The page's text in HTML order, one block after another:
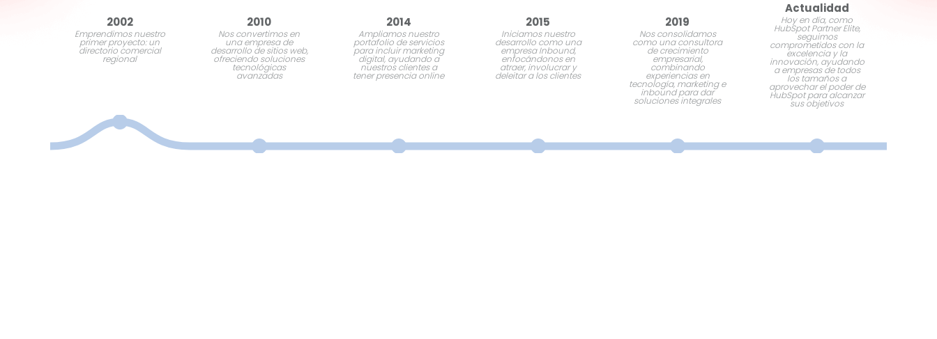
2002
Emprendimos nuestro
primer proyecto: un
directorio comercial
regional
2010
Nos convertimos en
una empresa de
desarrollo de sitios web,
ofreciendo soluciones
tecnológicas
avanzadas
2014
Ampliamos nuestro
portafolio de servicios
para incluir marketing
digital, ayudando a
nuestros clientes a
tener presencia online
2015
Iniciamos nuestro
desarrollo como una
empresa Inbound,
enfocándonos en
atraer, involucrar y
deleitar a los clientes
2019
Nos consolidamos
como una consultora
de crecimiento
empresarial,
combinando
experiencias en
tecnología, marketing e
inbound para dar
soluciones integrales
Actualidad
Hoy en día, como
HubSpot Partner Elite,
seguimos
comprometidos con la
excelencia y la
innovación, ayudando
a empresas de todos
los tamaños a
aprovechar el poder de
HubSpot para alcanzar
sus objetivos